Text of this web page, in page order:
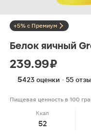
+5% с Премиум
Белок яичный
239.99 ₽
5423 оценки · 55
Пищевая ценность в 100
Ккал
52